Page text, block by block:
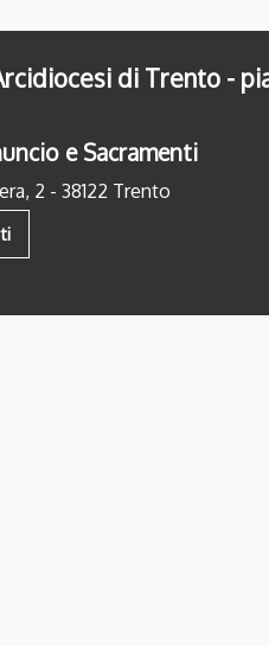
di Trento -
e Sacramenti
2 - 38122 Trento